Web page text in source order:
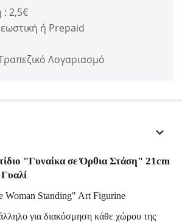
: 2,5€
ή Prepaid
Λογαριασμό
"Γυναίκα σε Όρθια Στάση" 21cm
Woman Standing" Art Figurine
για διακόσμηση κάθε χώρου της